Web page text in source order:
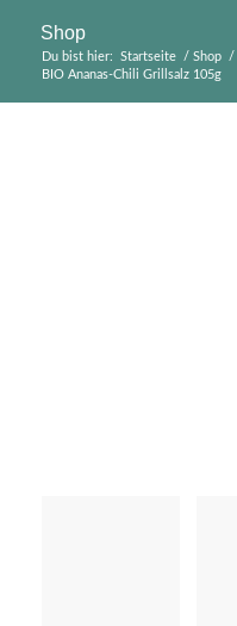
Shop
Du bist hier: Startseite / Shop /
BIO Ananas-Chili Grillsalz 105g